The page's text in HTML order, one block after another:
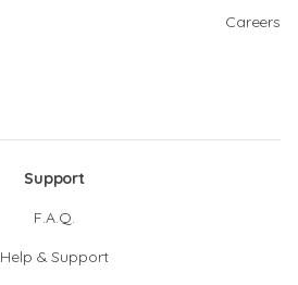
Careers
Support
F.A.Q.
Help & Support